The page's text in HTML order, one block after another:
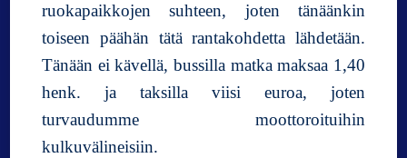
ruokapaikkojen suhteen, joten tänäänkin
toiseen päähän tätä rantakohdetta lähdetään.
Tänään ei kävellä, bussilla matka maksaa 1,40
henk. ja taksilla viisi euroa, joten
turvaudumme moottoroituihin
kulkuvälineisiin.